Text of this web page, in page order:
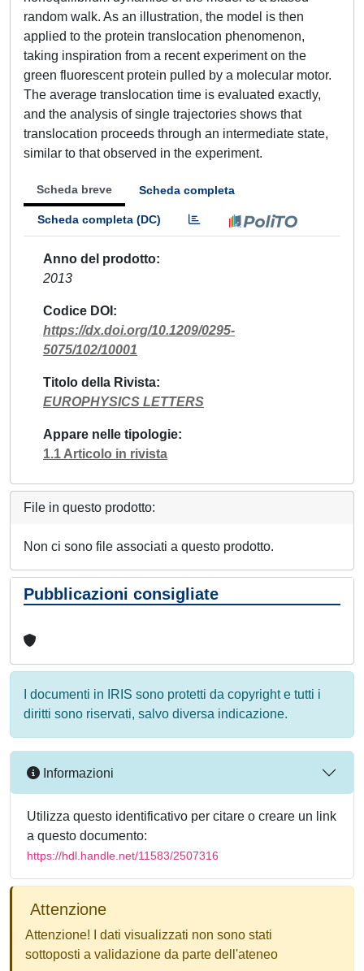
random walk. As an illustration, the model is then
applied to the protein translocation phenomenon,
taking inspiration from a recent experiment on the
green fluorescent protein pulled by a molecular motor.
The average translocation time is evaluated exactly,
and the analysis of single trajectories shows that
translocation proceeds through an intermediate state,
similar to that observed in the experiment.
Scheda breve Scheda completa
Scheda completa (DC)
Anno del prodotto
2013
Codice DOI
https://dx.doi.org/10.1209/0295-
5075/102/10001
Titolo della Rivista
EUROPHYSICS LETTERS
Appare nelle tipologie
1.1 Articolo in rivista
File in questo prodotto:
Non ci sono file associati a questo prodotto.
Pubblicazioni consigliate
I documenti in IRIS sono protetti da copyright e tutti i
diritti sono riservati, salvo diversa indicazione.
Informazioni
Utilizza questo identificativo per citare o creare un link
a questo documento:
https://hdl.handle.net/11583/2507316
Attenzione
Attenzione! I dati visualizzati non sono stati
sottoposti a validazione da parte dell'ateneo